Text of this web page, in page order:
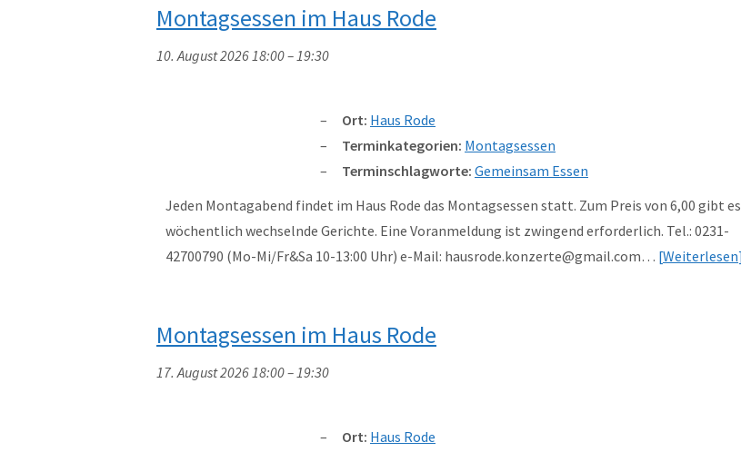
Montagsessen im Haus Rode
10. August 2026 18:00–19:30
Ort: Haus Rode
Terminkategorien: Montagsessen
Terminschlagworte: Gemeinsam Essen
Jeden Montagabend findet im Haus Rode das Montagsessen statt. Zum Preis von 6,00 gibt es
wöchentlich wechselnde Gerichte. Eine Voranmeldung ist zwingend erforderlich. Tel.: 0231-
42700790 (Mo-Mi/Fr&Sa 10-13:00 Uhr) e-Mail: hausrode.konzerte@gmail.com… Weiterlesen
Montagsessen im Haus Rode
17. August 2026 18:00–19:30
Ort: Haus Rode